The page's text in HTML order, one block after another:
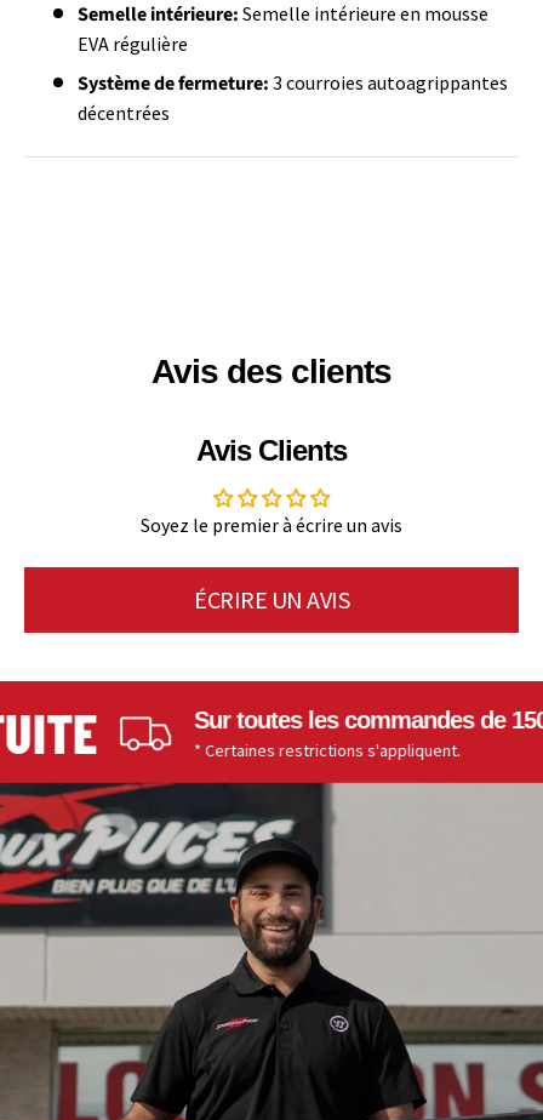
Semelle intérieure: Semelle intérieure en mousse
EVA régulière
Système de fermeture: 3 courroies autoagrippantes
décentrées
Avis des clients
Avis Clients
Soyez le premier à écrire un avis
ÉCRIRE UN AVIS
Sur toutes les commandes de 150$
* Certaines restrictions s'appliquent.